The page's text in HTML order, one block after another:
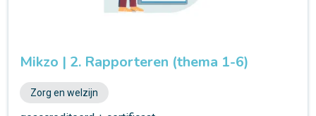
Mikzo | 2. Rapporteren (thema 1-6)
Zorg en welzijn